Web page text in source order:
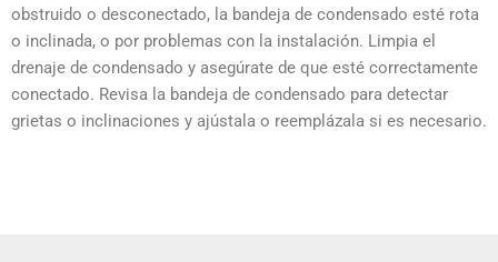
obstruido o desconectado, la bandeja de condensado esté rota
o inclinada, o por problemas con la instalación. Limpia el
drenaje de condensado y asegúrate de que esté correctamente
conectado. Revisa la bandeja de condensado para detectar
grietas o inclinaciones y ajústala o reemplázala si es necesario.